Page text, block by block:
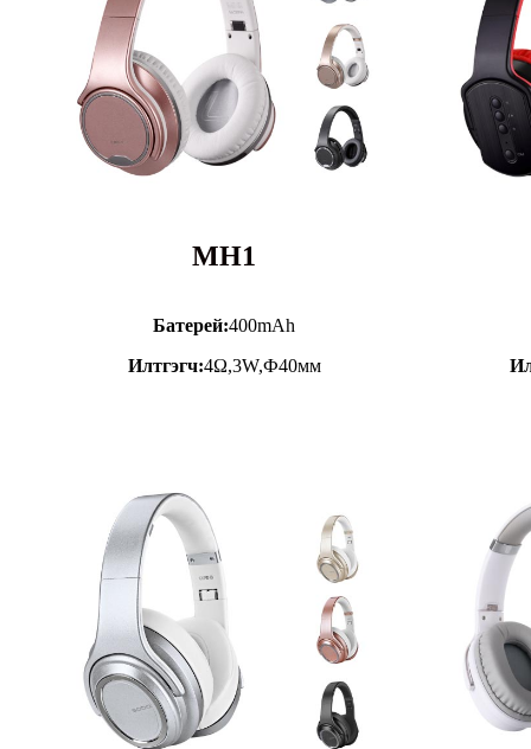
MH1
Батерей:400mAh
Илтгэгч:4Ω,3W,Ф40мм